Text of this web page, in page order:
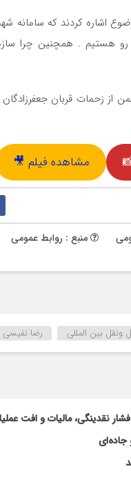
اشاره کردند که سامانه
هستیم . همچنین چرا
زحمات قربان جعفرزادگان
مشاهده فیلم 🎥
منبع : روابط عمومی
ونقل بین المللی رضا نفیسی
نقدینگی، مالیات و افت
جاده‌ای